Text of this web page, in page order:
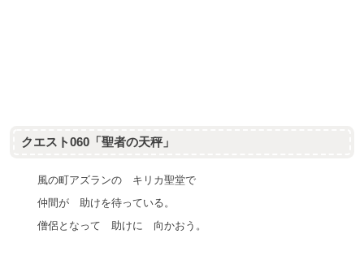
クエスト060「聖者の天秤」
風の町アズランの キリカ聖堂で
仲間が 助けを待っている。
僧侶となって 助けに 向かおう。